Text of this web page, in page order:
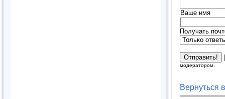
Ваше имя
Получать
модератором.
Вернуться